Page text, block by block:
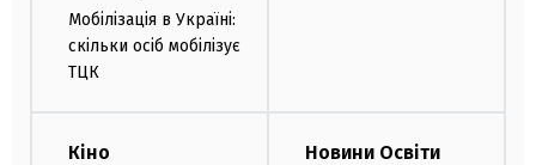
Мобілізація в Україні:
скільки осіб мобілізує
ТЦК
Кіно Новини Освіти